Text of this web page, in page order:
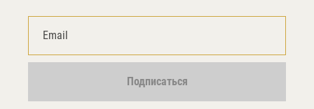
Подписаться